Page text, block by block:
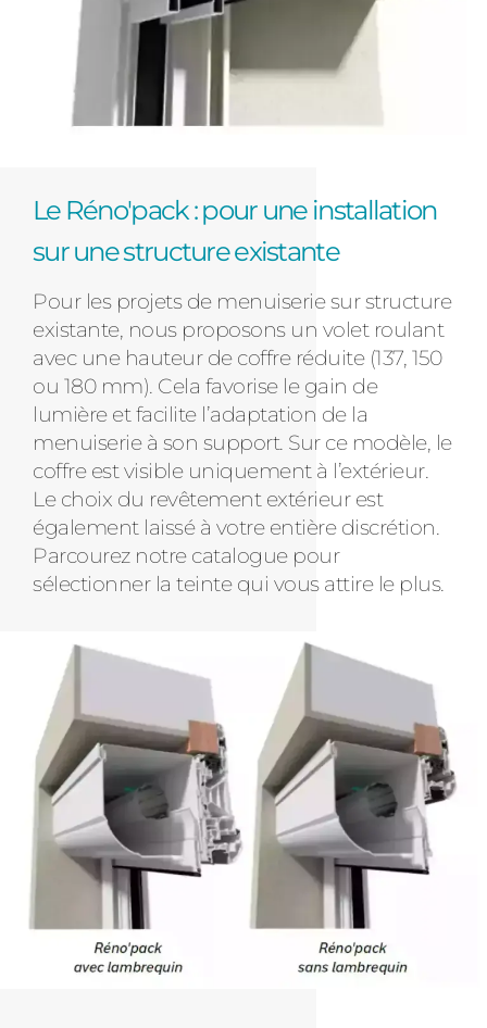
Le Réno'pack : pour une installation
sur une structure existante
Pour les projets de menuiserie sur structure
existante, nous proposons un volet roulant
avec une hauteur de coffre réduite (137, 150
ou 180 mm). Cela favorise le gain de
lumière et facilite l’adaptation de la
menuiserie à son support. Sur ce modèle, le
coffre est visible uniquement à l’extérieur.
Le choix du revêtement extérieur est
également laissé à votre entière discrétion.
Parcourez notre catalogue pour
sélectionner la teinte qui vous attire le plus.